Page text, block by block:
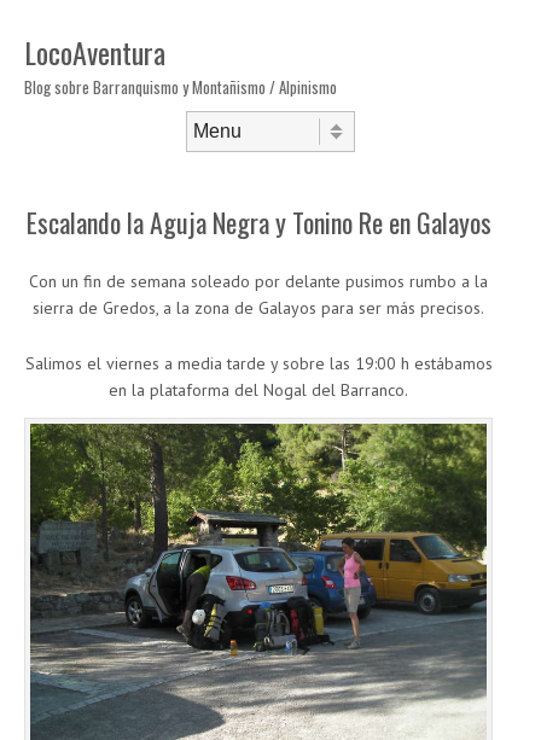
LocoAventura
Blog sobre Barranquismo y Montañismo / Alpinismo
Escalando la Aguja Negra y Tonino Re en Galayos
Con un fin de semana soleado por delante pusimos rumbo a la
sierra de Gredos, a la zona de Galayos para ser más precisos.
Salimos el viernes a media tarde y sobre las 19:00 h estábamos
en la plataforma del Nogal del Barranco.